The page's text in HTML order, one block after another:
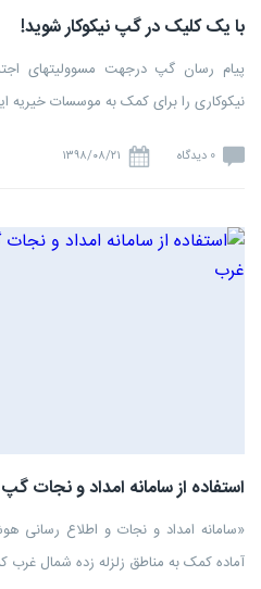
با یک کلیک در گپ نیکوکار شوید!
پیام رسان گپ درجهت مسوولیتهای
نیکوکاری را برای کمک به موسسات خیریه
0 دیدگاه ۱۳۹۸/۰۸/۲۱
استفاده از سامانه امداد و نجات
«سامانه امداد و نجات و اطلاع رسانی
آماده کمک به مناطق زلزله زده شمال